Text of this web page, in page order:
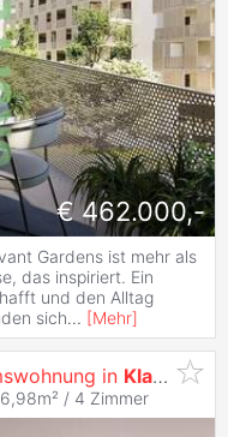
€ 462.000,-
Gardens ist mehr als
das inspiriert. Ein
und den Alltag
sich... [Mehr]
in Klagenfurt
/ 4 Zimmer